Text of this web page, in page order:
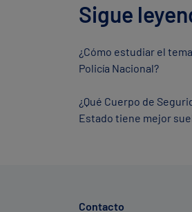
Sigue
¿Cómo estudiar el
Policía Nacional?
¿Qué Cuerpo de
Estado tiene mejor
Contacto